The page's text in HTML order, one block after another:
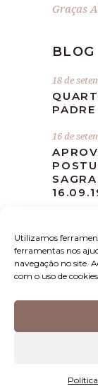
Utilizamos
ferramentas nos
navegação no site.
com o uso de
Graças
BLOG
18 de
16 de
MISSA
Instituto
– Bairro